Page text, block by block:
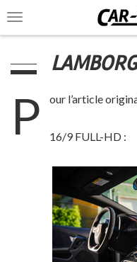
Toggle
navigation
P our l’article
16/9 FULL-HD :